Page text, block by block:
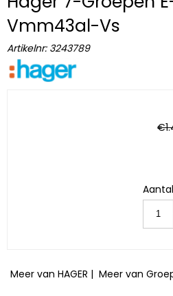
Vmm43al-Vs
Artikelnr: 3243789
€
Aantal
Meer van HAGER | Meer van